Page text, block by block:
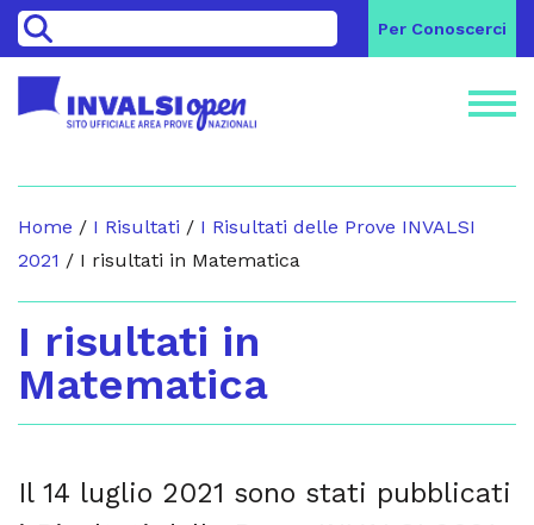
> Per Conoscerci
Home / I Risultati / I Risultati delle Prove INVALSI
2021 / I risultati in Matematica
I risultati in
Matematica
Il 14 luglio 2021 sono stati pubblicati